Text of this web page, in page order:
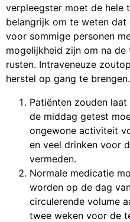
verpleegster moet de hele
belangrijk om te weten
voor sommige personen
mogelijkheid zijn om na de
rusten. Intraveneuze
herstel op gang te brengen.
Patiënten zouden
de middag getest
ongewone activiteit
en veel drinken voor
vermeden.
Normale medicatie
worden op de dag
circulerende volume
twee weken voor de